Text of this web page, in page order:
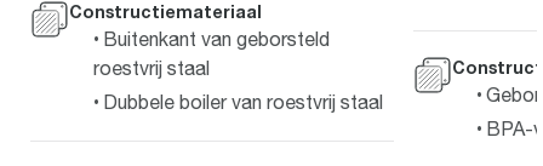
Constructiemateriaal
Buitenkant van geborsteld
roestvrij staal
Dubbele boiler van roestvrij staal
BPA-